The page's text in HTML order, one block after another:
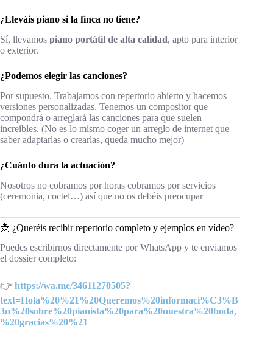
¿Lleváis piano si la finca no tiene?
Sí, llevamos piano portátil de alta calidad, apto para interior
o exterior.
¿Podemos elegir las canciones?
Por supuesto. Trabajamos con repertorio abierto y hacemos
versiones personalizadas. Tenemos un compositor que
compondrá o arreglará las canciones para que suelen
increibles. (No es lo mismo coger un arreglo de internet que
saber adaptarlas o crearlas, queda mucho mejor)
¿Cuánto dura la actuación?
Nosotros no cobramos por horas cobramos por servicios
(ceremonia, coctel…) así que no os debéis preocupar
📩 ¿Queréis recibir repertorio completo y ejemplos en vídeo?
Puedes escribirnos directamente por WhatsApp y te enviamos
el dossier completo:
👉 https://wa.me/34611270505?
text=Hola%20%21%20Queremos%20informaci%C3%B
3n%20sobre%20pianista%20para%20nuestra%20boda,
%20gracias%20%21